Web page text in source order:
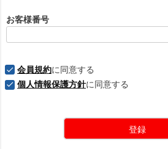
お客様番号
会員規約に同意する
個人情報保護方針に同意する
登録